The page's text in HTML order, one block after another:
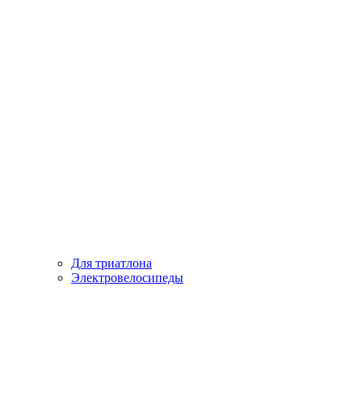
Для триатлона
Электровелосипеды